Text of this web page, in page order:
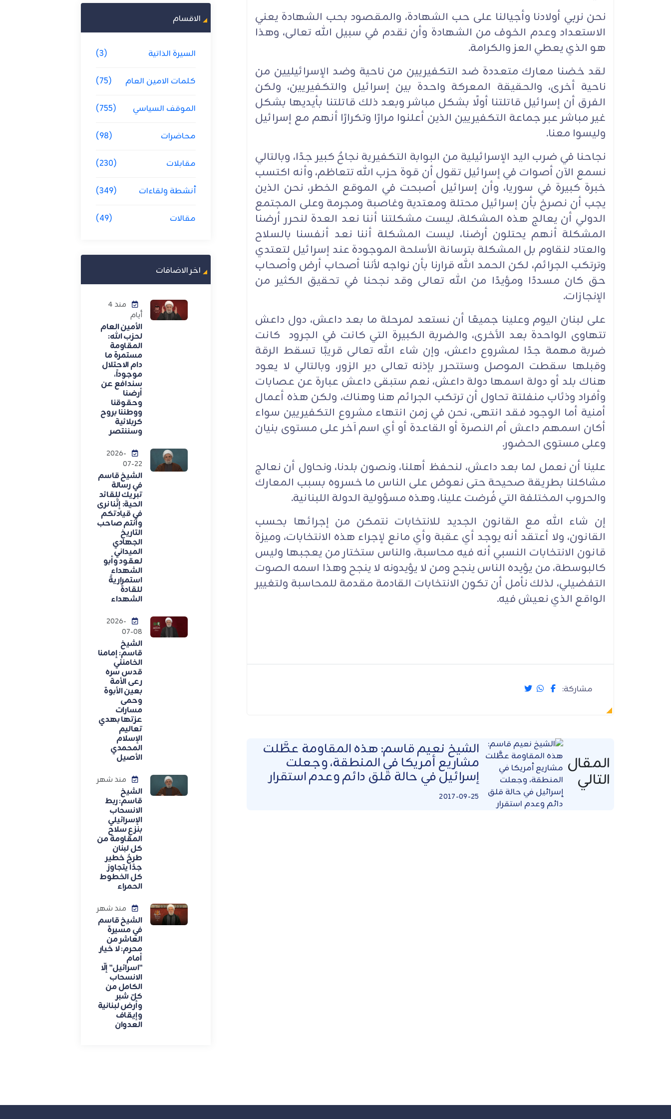
نحن نربي أولادنا وأجيالنا على حب الشهادة، والمقصود بحب الشهادة يعني
الاستعداد وعدم الخوف من الشهادة وأن نقدم في سبيل الله تعالى، وهذا
هو الذي يعطي العز والكرامة.
لقد خضنا معارك متعددة ضد التكفيريين من ناحية وضد الإسرائيليين من
ناحية أخرى، والحقيقة المعركة واحدة بين إسرائيل والتكفيريين، ولكن
الفرق أن إسرائيل قاتلتنا أولًا بشكل مباشر وبعد ذلك قاتلتنا بأيديها بشكل
غير مباشر عبر جماعة التكفيريين الذين أعلنوا مرارًا وتكرارًا أنهم مع إسرائيل
وليسوا معنا.
نجاحنا في ضرب اليد الإسرائيلية من البوابة التكفيرية نجاحٌ كبير جدًا، وبالتالي
نسمع الآن أصوات في إسرائيل تقول أن قوة حزب الله تتعاظم، وأنه اكتسب
خبرة كبيرة في سوريا، وأن إسرائيل أصبحت في الموقع الخطر، نحن الذين
يجب أن نصرخ بأن إسرائيل محتلة ومعتدية وغاصبة ومجرمة وعلى المجتمع
الدولي أن يعالج هذه المشكلة، ليست مشكلتنا أننا نعد العدة لنحرر أرضنا
المشكلة أنهم يحتلون أرضنا، ليست المشكلة أننا نعد أنفسنا بالسلاح
والعتاد لنقاوم بل المشكلة بترسانة الأسلحة الموجودة عند إسرائيل لتعتدي
وترتكب الجرائم، لكن الحمد الله قرارنا بأن نواجه لأننا أصحاب أرض وأصحاب
حق كان مسددًا ومؤيدًا من الله تعالى وقد نجحنا في تحقيق الكثير من
الإنجازات.
على لبنان اليوم وعلينا جميعًا أن نستعد لمرحلة ما بعد داعش، دول داعش
تتهاوى الواحدة بعد الأخرى، والضربة الكبيرة التي كانت في الجرود كانت
ضربة مهمة جدًا لمشروع داعش، وإن شاء الله تعالى قريبًا تسقط الرقة
وقبلها سقطت الموصل وستتحرر بإذنه تعالى دير الزور، وبالتالي لا يعود
هناك بلد أو دولة اسمها دولة داعش، نعم ستبقى داعش عبارة عن عصابات
وأفراد وذئاب منفلتة تحاول أن ترتكب الجرائم هنا وهناك، ولكن هذه أعمال
أمنية أما الوجود فقد انتهى، نحن في زمن انتهاء مشروع التكفيريين سواء
أكان اسمهم داعش أم النصرة أو القاعدة أو أي اسم آخر على مستوى بنيان
وعلى مستوى الحضور.
علينا أن نعمل لما بعد داعش، لنحفظ أهلنا، ونصون بلدنا، ونحاول أن نعالج
مشاكلنا بطريقة صحيحة حتى نعوض على الناس ما خسروه بسبب المعارك
والحروب المختلفة التي فُرضت علينا، وهذه مسؤولية الدولة اللبنانية.
إن شاء الله مع القانون الجديد للانتخابات نتمكن من إجرائها بحسب
القانون، ولا أعتقد أنه يوجد أي عقبة وأي مانع لإجراء هذه الانتخابات، وميزة
قانون الانتخابات النسبي أنه فيه محاسبة، والناس ستختار من يعجبها وليس
كالبوسطة، من يؤيده الناس ينجح ومن لا يؤيدونه لا ينجح وهذا اسمه الصوت
التفضيلي، لذلك نأمل أن تكون الانتخابات القادمة مقدمة للمحاسبة ولتغيير
الواقع الذي نعيش فيه.
مشاركة:
المقال
التالي
الشيخ نعيم قاسم: هذه المقاومة عطَّلت
مشاريع أمريكا في المنطقة، وجعلت
إسرائيل في حالة قلق دائم وعدم استقرار
2017-09-25
الاقسام
السيرة الذاتية (3)
كلمات الامين العام (75)
الموقف السياسي (755)
محاضرات (98)
مقابلات (230)
أنشطة ولقاءات (349)
مقالات (49)
اخر الاضافات
منذ 4
أيام
الأمين العام
لحزب الله:
المقاومة
مستمرة ما
دام الاحتلال
موجوداً،
سندافع عن
أرضنا
وحقوقنا
ووطننا بروح
كربلائية
وسننتصر
2026-
07-22
الشيخ قاسم
في رسالة
تبريك للقائد
الحية: إنَّنا نرى
في قيادتكم
وأنتم صاحب
التاريخ
الجهادي
الميداني
لعقود وأبو
الشهداء
استمراريةً
للقادة
الشهداء
2026-
07-08
الشيخ
قاسم: إمامنا
الخامنئي
قدس سره
رعى الأمة
بعين الأبوة
وحمى
مسارات
عزتها بهدي
تعاليم
الإسلام
المحمدي
الأصيل
منذ شهر
الشيخ
قاسم: ربط
الانسحاب
الإسرائيلي
بنزع سلاح
المقاومة من
كل لبنان
طرحٌ خطير
جدًا يتجاوز
كل الخطوط
الحمراء
منذ شهر
الشيخ قاسم
في مسيرة
العاشر من
محرم: لا خيار
أمام
"اسرائيل" إلّا
الانسحاب
الكامل من
كلّ شبر
وأرض لبنانية
وإيقاف
العدوان